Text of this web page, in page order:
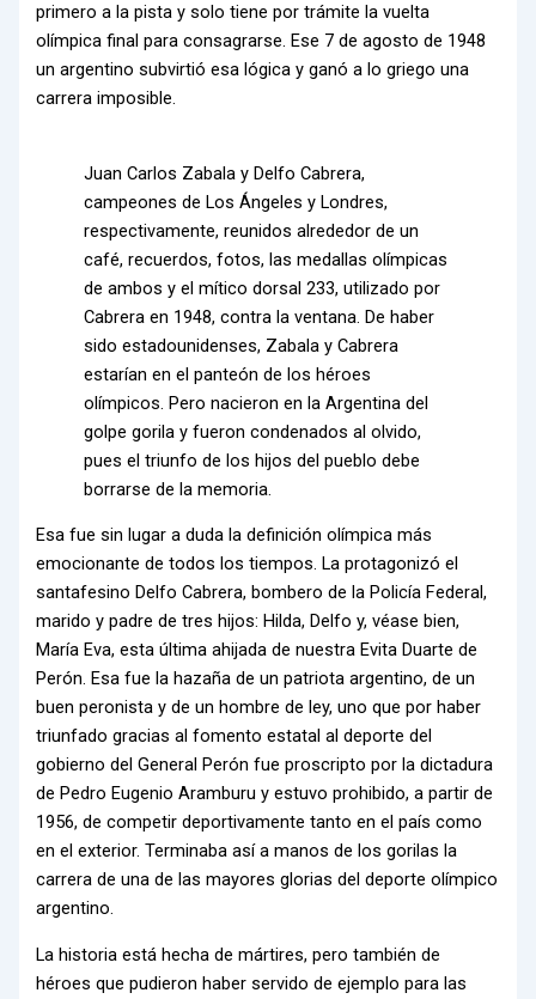
primero a la pista y solo tiene por trámite la vuelta
olímpica final para consagrarse. Ese 7 de agosto de 1948
un argentino subvirtió esa lógica y ganó a lo griego una
carrera imposible.
Juan Carlos Zabala y Delfo Cabrera,
campeones de Los Ángeles y Londres,
respectivamente, reunidos alrededor de un
café, recuerdos, fotos, las medallas olímpicas
de ambos y el mítico dorsal 233, utilizado por
Cabrera en 1948, contra la ventana. De haber
sido estadounidenses, Zabala y Cabrera
estarían en el panteón de los héroes
olímpicos. Pero nacieron en la Argentina del
golpe gorila y fueron condenados al olvido,
pues el triunfo de los hijos del pueblo debe
borrarse de la memoria.
Esa fue sin lugar a duda la definición olímpica más
emocionante de todos los tiempos. La protagonizó el
santafesino Delfo Cabrera, bombero de la Policía Federal,
marido y padre de tres hijos: Hilda, Delfo y, véase bien,
María Eva, esta última ahijada de nuestra Evita Duarte de
Perón. Esa fue la hazaña de un patriota argentino, de un
buen peronista y de un hombre de ley, uno que por haber
triunfado gracias al fomento estatal al deporte del
gobierno del General Perón fue proscripto por la dictadura
de Pedro Eugenio Aramburu y estuvo prohibido, a partir de
1956, de competir deportivamente tanto en el país como
en el exterior. Terminaba así a manos de los gorilas la
carrera de una de las mayores glorias del deporte olímpico
argentino.
La historia está hecha de mártires, pero también de
héroes que pudieron haber servido de ejemplo para las